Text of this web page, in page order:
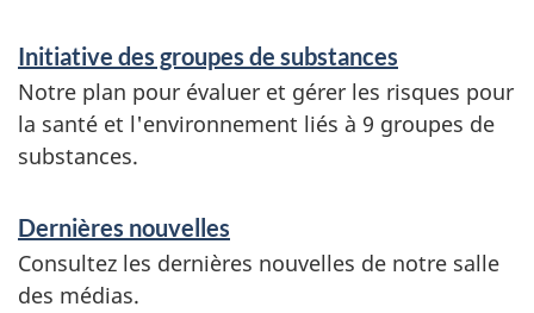
Initiative des groupes de substances
Notre plan pour évaluer et gérer les risques pour
la santé et l'environnement liés à 9 groupes de
substances.
Dernières nouvelles
Consultez les dernières nouvelles de notre salle
des médias.